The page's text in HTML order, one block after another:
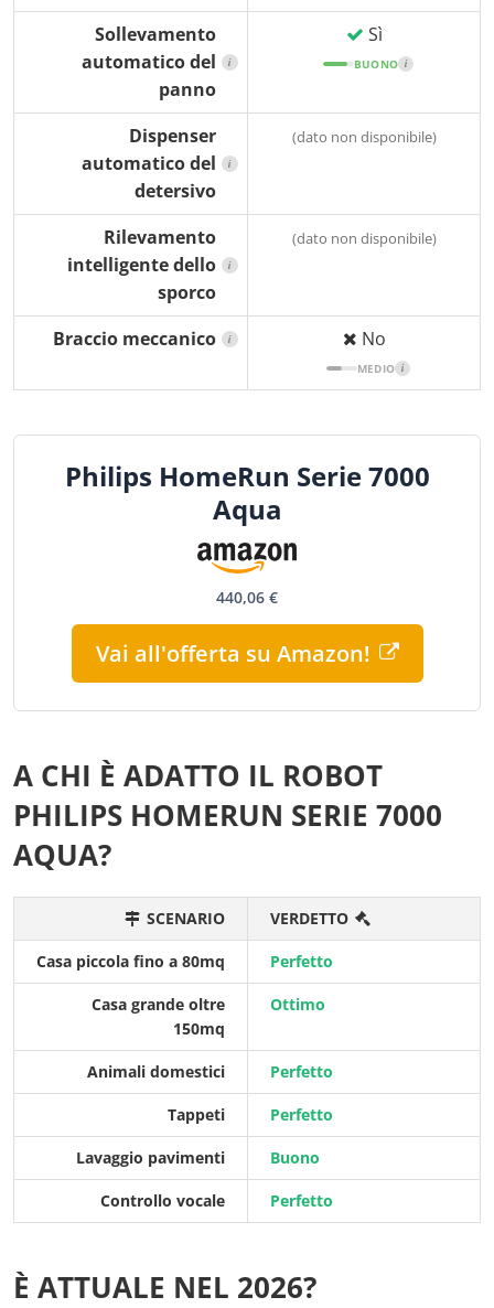
Sollevamento
automatico del
panno
i
Sì
BUONO i
Dispenser
automatico del
detersivo
i
(dato non disponibile)
Rilevamento
intelligente dello
sporco
i
(dato non disponibile)
Braccio meccanico i No
MEDIO i
Philips HomeRun Serie 7000
Aqua
440,06 €
Vai all'offerta su Amazon!
A CHI È ADATTO IL ROBOT
PHILIPS HOMERUN SERIE 7000
AQUA?
SCENARIO VERDETTO
Casa piccola fino a 80mq Perfetto
Casa grande oltre
150mq
Ottimo
Animali domestici Perfetto
Tappeti Perfetto
Lavaggio pavimenti Buono
Controllo vocale Perfetto
È ATTUALE NEL 2026?